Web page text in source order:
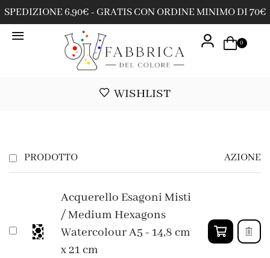
SPEDIZIONE 6,90€ - GRATIS CON ORDINE MINIMO DI 70€
0
WISHLIST
PRODOTTO AZIONE
Acquerello Esagoni Misti
/ Medium Hexagons
Watercolour A5 - 14,8 cm
x 21 cm